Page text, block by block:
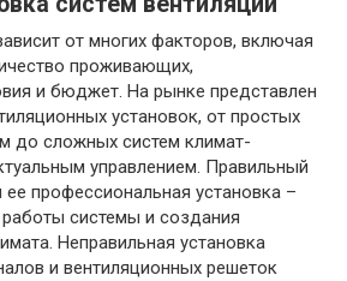
от многих факторов, включая
проживающих,
и бюджет. На рынке представлен
установок, от простых
до сложных систем климат-
управлением. Правильный
профессиональная установка –
системы и создания
Неправильная установка
и вентиляционных решеток